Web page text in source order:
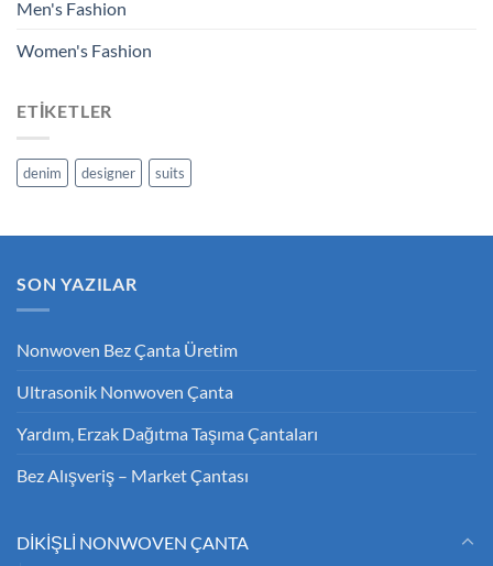
Men's Fashion
Women's Fashion
ETIKETLER
denim designer suits
SON YAZILAR
Nonwoven Bez Çanta Üretim
Ultrasonik Nonwoven Çanta
Yardım, Erzak Dağıtma Taşıma Çantaları
Bez Alışveriş – Market Çantası
DİKİŞLİ NONWOVEN ÇANTA